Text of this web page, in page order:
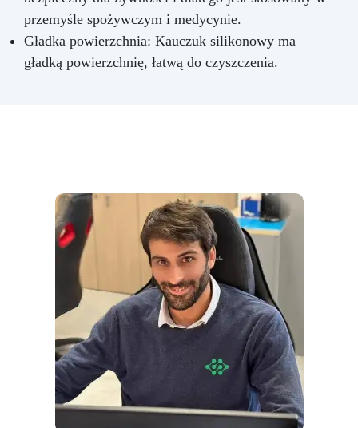
przemyśle spożywczym i medycynie.
Gładka powierzchnia: Kauczuk silikonowy ma
gładką powierzchnię, łatwą do czyszczenia.